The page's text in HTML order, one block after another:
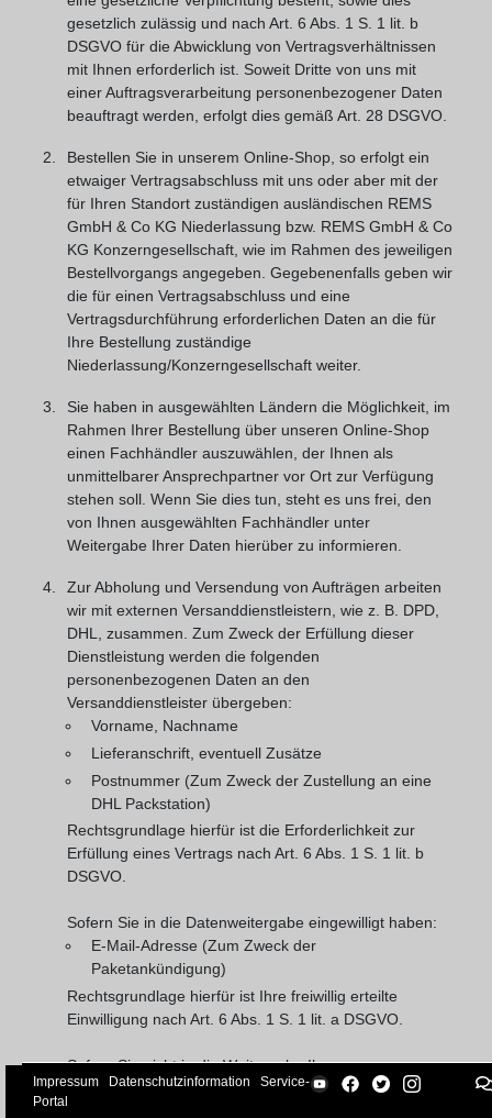
gesetzlich zulässig und nach Art. 6 Abs. 1 S. 1 lit. b
DSGVO für die Abwicklung von Vertragsverhältnissen
mit Ihnen erforderlich ist. Soweit Dritte von uns mit
einer Auftragsverarbeitung personenbezogener Daten
beauftragt werden, erfolgt dies gemäß Art. 28 DSGVO.
Bestellen Sie in unserem Online-Shop, so erfolgt ein
etwaiger Vertragsabschluss mit uns oder aber mit der
für Ihren Standort zuständigen ausländischen REMS
GmbH & Co KG Niederlassung bzw. REMS GmbH & Co
KG Konzerngesellschaft, wie im Rahmen des jeweiligen
Bestellvorgangs angegeben. Gegebenenfalls geben wir
die für einen Vertragsabschluss und eine
Vertragsdurchführung erforderlichen Daten an die für
Ihre Bestellung zuständige
Niederlassung/Konzerngesellschaft weiter.
Sie haben in ausgewählten Ländern die Möglichkeit, im
Rahmen Ihrer Bestellung über unseren Online-Shop
einen Fachhändler auszuwählen, der Ihnen als
unmittelbarer Ansprechpartner vor Ort zur Verfügung
stehen soll. Wenn Sie dies tun, steht es uns frei, den
von Ihnen ausgewählten Fachhändler unter
Weitergabe Ihrer Daten hierüber zu informieren.
Zur Abholung und Versendung von Aufträgen arbeiten
wir mit externen Versanddienstleistern, wie z. B. DPD,
DHL, zusammen. Zum Zweck der Erfüllung dieser
Dienstleistung werden die folgenden
personenbezogenen Daten an den
Versanddienstleister übergeben:
Vorname, Nachname
Lieferanschrift, eventuell Zusätze
Postnummer (Zum Zweck der Zustellung an eine
DHL Packstation)
Rechtsgrundlage hierfür ist die Erforderlichkeit zur
Erfüllung eines Vertrags nach Art. 6 Abs. 1 S. 1 lit. b
DSGVO.
Sofern Sie in die Datenweitergabe eingewilligt haben:
E-Mail-Adresse (Zum Zweck der
Paketankündigung)
Rechtsgrundlage hierfür ist Ihre freiwillig erteilte
Einwilligung nach Art. 6 Abs. 1 S. 1 lit. a DSGVO.
Sofern Sie nicht in die Weitergabe Ihrer
personenbezogenen Daten eingewilligt haben, findet
Impressum Datenschutzinformation
Service-
Portal